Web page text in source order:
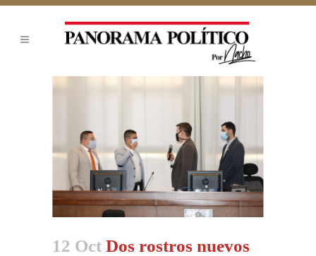
12 Oct Dos rostros nuevos